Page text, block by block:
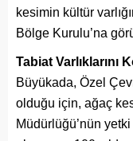
kesimin kültür
Bölge Kurulu’na
Tabiat Varlıklarını
Büyükada, Özel
olduğu için, ağaç
Müdürlüğü’nün